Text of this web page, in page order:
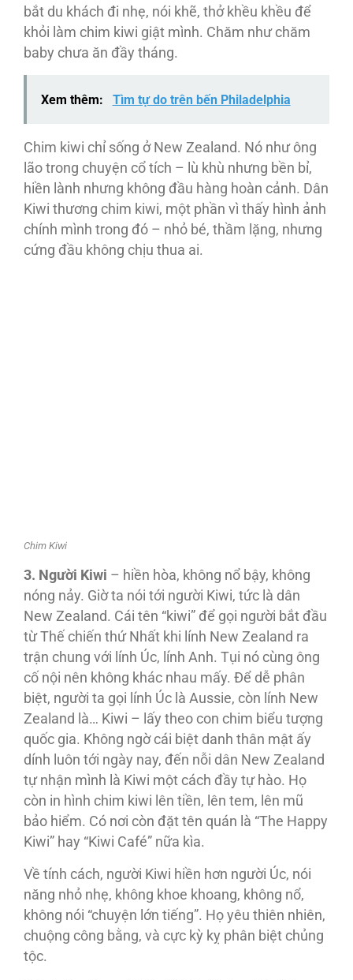
bắt du khách đi nhẹ, nói khẽ, thở khều khều để
khỏi làm chim kiwi giật mình. Chăm như chăm
baby chưa ăn đầy tháng.
Xem thêm: Tìm tự do trên bến Philadelphia
Chim kiwi chỉ sống ở New Zealand. Nó như ông
lão trong chuyện cổ tích – lù khù nhưng bền bỉ,
hiền lành nhưng không đầu hàng hoàn cảnh. Dân
Kiwi thương chim kiwi, một phần vì thấy hình ảnh
chính mình trong đó – nhỏ bé, thầm lặng, nhưng
cứng đầu không chịu thua ai.
Chim Kiwi
3. Người Kiwi – hiền hòa, không nổ bậy, không
nóng nảy. Giờ ta nói tới người Kiwi, tức là dân
New Zealand. Cái tên “kiwi” để gọi người bắt đầu
từ Thế chiến thứ Nhất khi lính New Zealand ra
trận chung với lính Úc, lính Anh. Tụi nó cùng ông
cố nội nên không khác nhau mấy. Để dễ phân
biệt, người ta gọi lính Úc là Aussie, còn lính New
Zealand là… Kiwi – lấy theo con chim biểu tượng
quốc gia. Không ngờ cái biệt danh thân mật ấy
dính luôn tới ngày nay, đến nỗi dân New Zealand
tự nhận mình là Kiwi một cách đầy tự hào. Họ
còn in hình chim kiwi lên tiền, lên tem, lên mũ
bảo hiểm. Có nơi còn đặt tên quán là “The Happy
Kiwi” hay “Kiwi Café” nữa kìa.
Về tính cách, người Kiwi hiền hơn người Úc, nói
năng nhỏ nhẹ, không khoe khoang, không nổ,
không nói “chuyện lớn tiếng”. Họ yêu thiên nhiên,
chuộng công bằng, và cực kỳ kỵ phân biệt chủng
tộc.